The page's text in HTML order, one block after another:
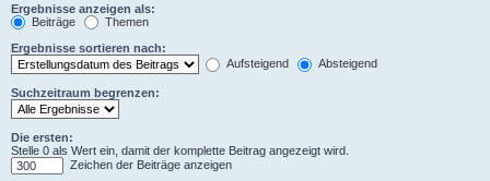
Ergebnisse anzeigen als:
Beiträge
Themen
Ergebnisse sortieren nach:
Aufsteigend
Absteigend
Suchzeitraum begrenzen:
Die ersten:
Stelle 0 als Wert ein, damit der komplette Beitrag angezeigt wird.
Zeichen der Beiträge anzeigen